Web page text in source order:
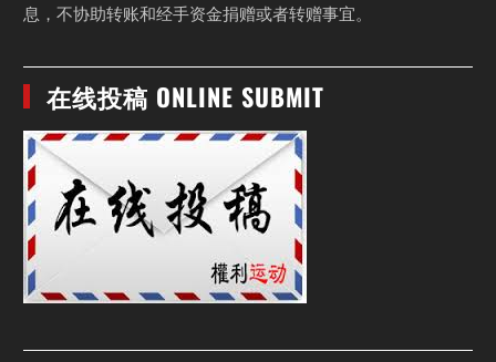
息，不协助转账和经手资金捐赠或者转赠事宜。
在线投稿 ONLINE SUBMIT